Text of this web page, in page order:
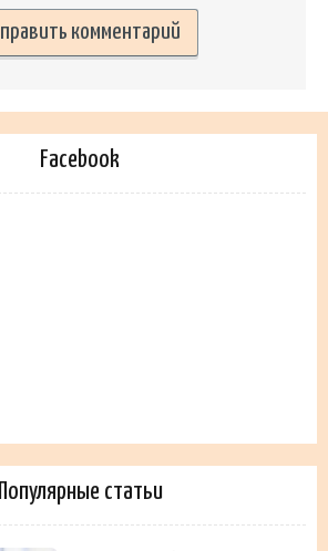
Facebook
Популярные статьи